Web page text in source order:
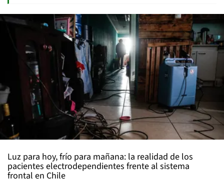
Luz para hoy, frío para mañana: la realidad de los
pacientes electrodependientes frente al sistema
frontal en Chile